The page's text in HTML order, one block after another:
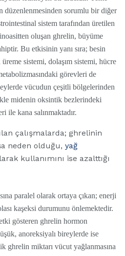
düzenlenmesinden sorumlu bir diğer
sistem tarafından üretilen
oluşan ghrelin, büyüme
Bu etkisinin yanı sıra; besin
sistemi, dolaşım sistemi, hücre
görevleri de
vücudun çeşitli bölgelerinden
midenin oksintik bezlerindeki
ile kana salınmaktadır.
çalışmalarda; ghrelinin
neden olduğu, yağ
kullanımını ise azalttığı
paralel olarak ortaya çıkan; enerji
kaşeksi durumunu önlemektedir.
gösteren ghrelin hormon
anoreksiyalı bireylerde ise
ghrelin miktarı vücut yağlanmasına